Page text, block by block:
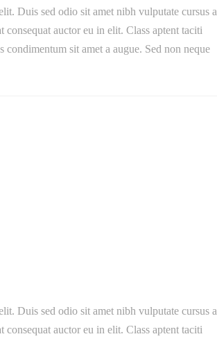
Duis sed odio sit amet nibh vulputate cursus a
auctor eu in elit. Class aptent taciti
sit amet a augue. Sed non neque
Duis sed odio sit amet nibh vulputate cursus a
auctor eu in elit. Class aptent taciti